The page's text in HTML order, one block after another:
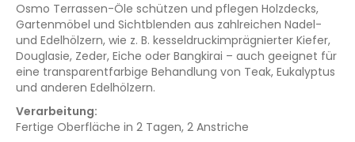
Osmo Terrassen-Öle schützen und pflegen Holzdecks,
Gartenmöbel und Sichtblenden aus zahlreichen Nadel-
und Edelhölzern, wie z. B. kesseldruckimprägnierter Kiefer,
Douglasie, Zeder, Eiche oder Bangkirai – auch geeignet für
eine transparentfarbige Behandlung von Teak, Eukalyptus
und anderen Edelhölzern.
Verarbeitung:
Fertige Oberfläche in 2 Tagen, 2 Anstriche